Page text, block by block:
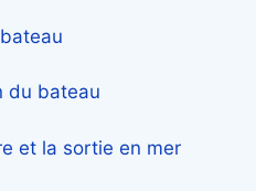
du bateau
et la sortie en mer